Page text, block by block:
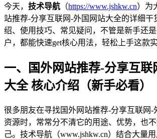
今天， 技术导航 （https://www.jshkw.cn）为
站推荐-分享互联网-外国网站大全的详细干
绍、使用技巧、常见疑问，不管是新手还
户，都能快速get核心用法，轻松上手这款实
一、国外网站推荐-分享互联
大全 核心介绍（新手必看）
很多朋友在寻找国外网站推荐-分享互联网-
资源时，常常分不清它的用途、优势，也
己。技术导航（www.jshkw.cn）结合大量